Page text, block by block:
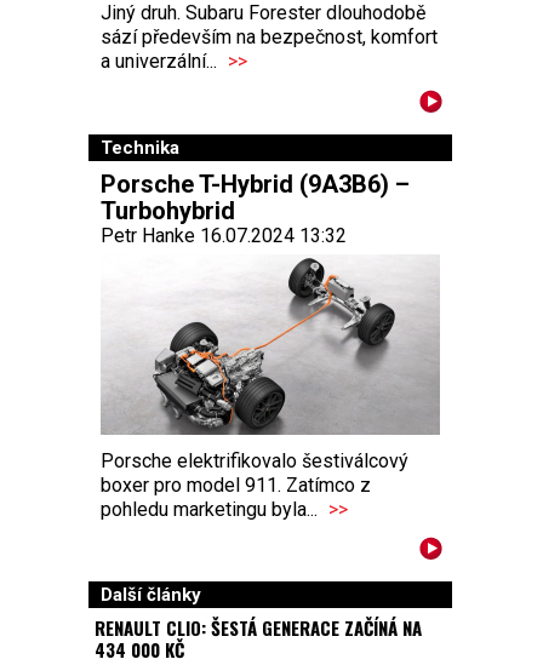
Jiný druh. Subaru Forester dlouhodobě
sází především na bezpečnost, komfort
a univerzální... >>
Technika
Porsche T-Hybrid (9A3B6) –
Turbohybrid
Petr Hanke 16.07.2024 13:32
Porsche elektrifikovalo šestiválcový
boxer pro model 911. Zatímco z
pohledu marketingu byla... >>
Další články
RENAULT CLIO: ŠESTÁ GENERACE ZAČÍNÁ NA
434 000 KČ